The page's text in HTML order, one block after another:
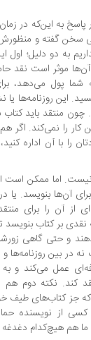
پاسخ به این‌که در
سخن گفته و
به دو دلیل؛ اول
موثر است نقد
شما پول می‌دهد،
این روزنامه‌ها یا
منتقد باید کتاب
کار را نمی‌کند. اگر
را با آن اداره
اما ممکن است
آن‌ها بنویسد. یا
آن را برای
بر کتاب بنویسد
و حتی گاهی
نه در بین روزنامه‌ها
عمل می‌کند و
کند. نکته دوم هم
جز کتاب‌های طیف
از نویسنده
هم هیچ‌کدام دغدغه